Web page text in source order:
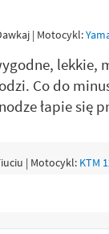
| Motocykl:
lekkie,
Co do
łapie się
| Motocykl: KTM